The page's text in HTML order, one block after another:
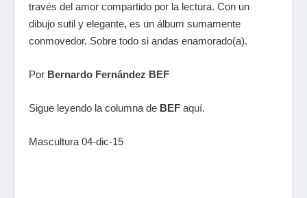
través del amor compartido por la lectura. Con un
dibujo sutil y elegante, es un álbum sumamente
conmovedor. Sobre todo si andas enamorado(a).
Por Bernardo Fernández BEF
Sigue leyendo la columna de BEF aquí.
Mascultura 04-dic-15